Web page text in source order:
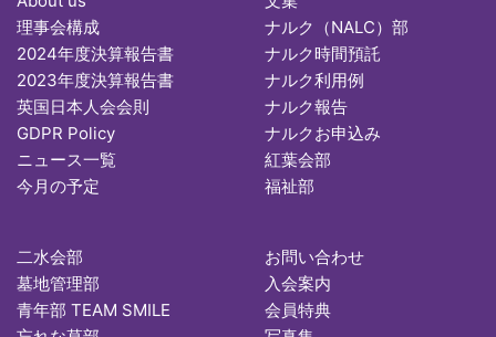
理事会構成
2024年度決算報告書
2023年度決算報告書
英国日本人会会則
GDPR Policy
ニュース一覧
今月の予定
ナルク（NALC）部
ナルク時間預託
ナルク利用例
ナルク報告
ナルクお申込み
紅葉会部
福祉部
二水会部
墓地管理部
青年部 TEAM SMILE
お問い合わせ
入会案内
会員特典